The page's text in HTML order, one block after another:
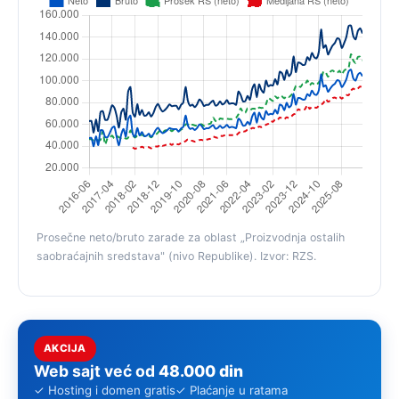
Prosečne neto/bruto zarade za oblast „Proizvodnja ostalih
saobraćajnih sredstava" (nivo Republike). Izvor: RZS.
AKCIJA
Web sajt već od 48.000 din
✓ Hosting i domen gratis✓ Plaćanje u ratama